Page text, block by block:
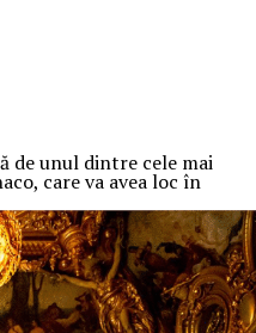
de unul dintre cele mai
care va avea loc în